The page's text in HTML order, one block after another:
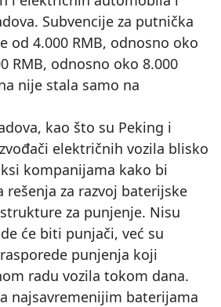
Subvencije za putnička
od 4.000 RMB, odnosno oko
RMB, odnosno oko 8.000
nije stala samo na
kao što su Peking i
električnih vozila blisko
kompanijama kako bi
za razvoj baterijske
za punjenje. Nisu
će biti punjači, već su
punjenja koji
radu vozila tokom dana.
najsavremenijim baterijama